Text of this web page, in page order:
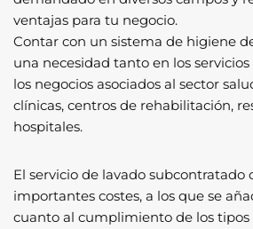
ventajas para tu negocio.
Contar con un sistema de higiene
una necesidad tanto en los
los negocios asociados al sector
clínicas, centros de rehabilitación,
hospitales.
El servicio de lavado subcontratado
importantes costes, a los que se
cuanto al cumplimiento de los tipos